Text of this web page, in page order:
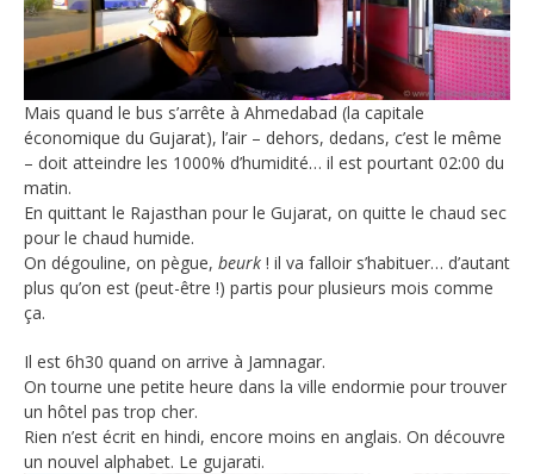
Mais quand le bus s’arrête à Ahmedabad (la capitale
économique du Gujarat), l’air – dehors, dedans, c’est le même
– doit atteindre les 1000% d’humidité… il est pourtant 02:00 du
matin.
En quittant le Rajasthan pour le Gujarat, on quitte le chaud sec
pour le chaud humide.
On dégouline, on pègue, beurk ! il va falloir s’habituer… d’autant
plus qu’on est (peut-être !) partis pour plusieurs mois comme
ça.
Il est 6h30 quand on arrive à Jamnagar.
On tourne une petite heure dans la ville endormie pour trouver
un hôtel pas trop cher.
Rien n’est écrit en hindi, encore moins en anglais. On découvre
un nouvel alphabet. Le gujarati.